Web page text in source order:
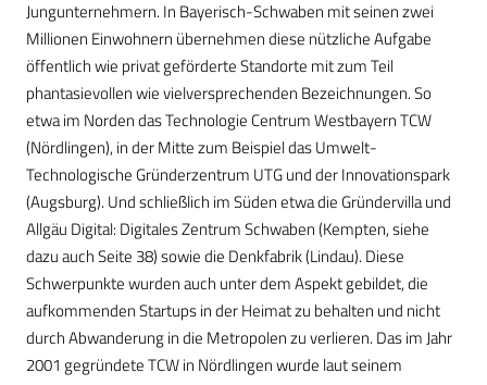
Jungunternehmern. In Bayerisch-Schwaben mit seinen zwei
Millionen Einwohnern übernehmen diese nützliche Aufgabe
öffentlich wie privat geförderte Standorte mit zum Teil
phantasievollen wie vielversprechenden Bezeichnungen. So
etwa im Norden das Technologie Centrum Westbayern TCW
(Nördlingen), in der Mitte zum Beispiel das Umwelt-
Technologische Gründerzentrum UTG und der Innovationspark
(Augsburg). Und schließlich im Süden etwa die Gründervilla und
Allgäu Digital: Digitales Zentrum Schwaben (Kempten, siehe
dazu auch Seite 38) sowie die Denkfabrik (Lindau). Diese
Schwerpunkte wurden auch unter dem Aspekt gebildet, die
aufkommenden Startups in der Heimat zu behalten und nicht
durch Abwanderung in die Metropolen zu verlieren. Das im Jahr
2001 gegründete TCW in Nördlingen wurde laut seinem